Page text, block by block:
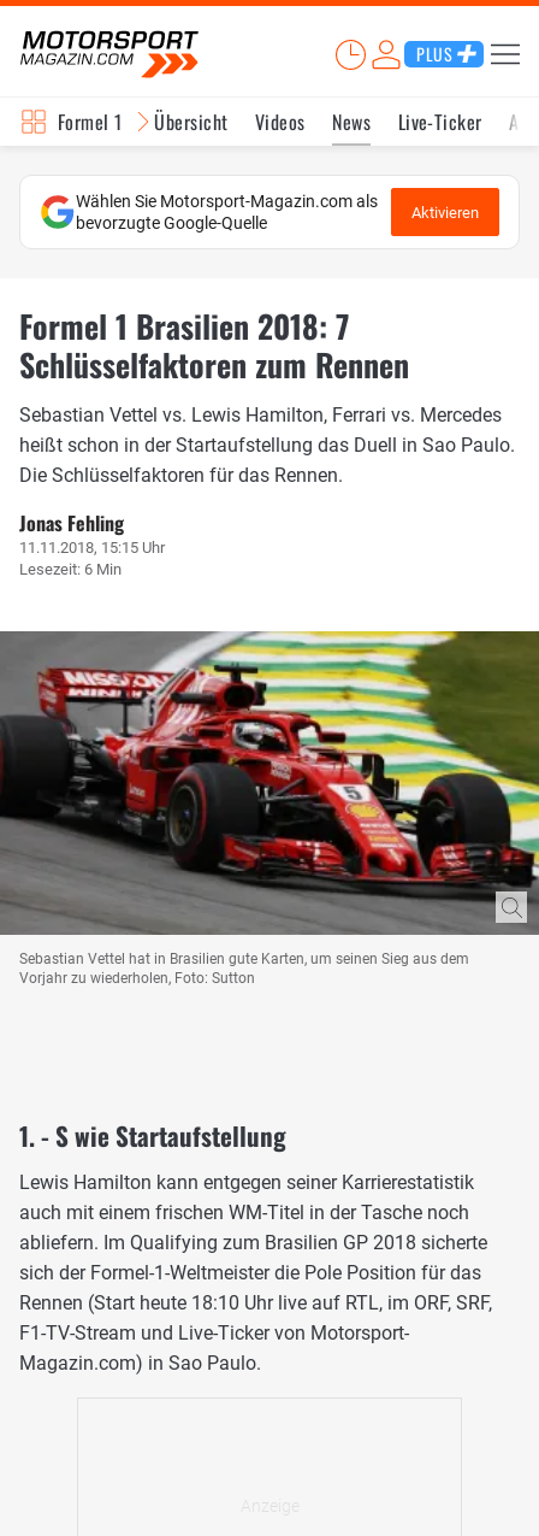
PLUS
Formel 1 Übersicht Videos News Live-Ticker
Wählen Sie Motorsport-Magazin.com als
bevorzugte Google-Quelle
Aktivieren
Formel 1 Brasilien 2018: 7
Schlüsselfaktoren zum Rennen
Sebastian Vettel vs. Lewis Hamilton, Ferrari vs. Mercedes
heißt schon in der Startaufstellung das Duell in Sao Paulo.
Die Schlüsselfaktoren für das Rennen.
Jonas Fehling
11.11.2018, 15:15 Uhr
Lesezeit: 6 Min
Sebastian Vettel hat in Brasilien gute Karten, um seinen Sieg aus dem
Vorjahr zu wiederholen, Foto: Sutton
1. - S wie Startaufstellung
Lewis Hamilton kann entgegen seiner Karrierestatistik
auch mit einem frischen WM-Titel in der Tasche noch
abliefern. Im Qualifying zum Brasilien GP 2018 sicherte
sich der Formel-1-Weltmeister die Pole Position für das
Rennen (Start heute 18:10 Uhr live auf RTL, im ORF, SRF,
F1-TV-Stream und Live-Ticker von Motorsport-
Magazin.com) in Sao Paulo.